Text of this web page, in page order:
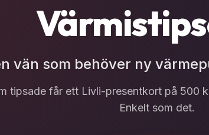
vän som behöver ny
tipsade får ett Livli-presentkort på 500
Enkelt som det.